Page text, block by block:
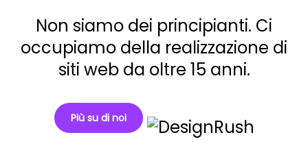
Non siamo dei principianti. Ci
occupiamo della realizzazione di
siti web da oltre 15 anni.
Più su di noi